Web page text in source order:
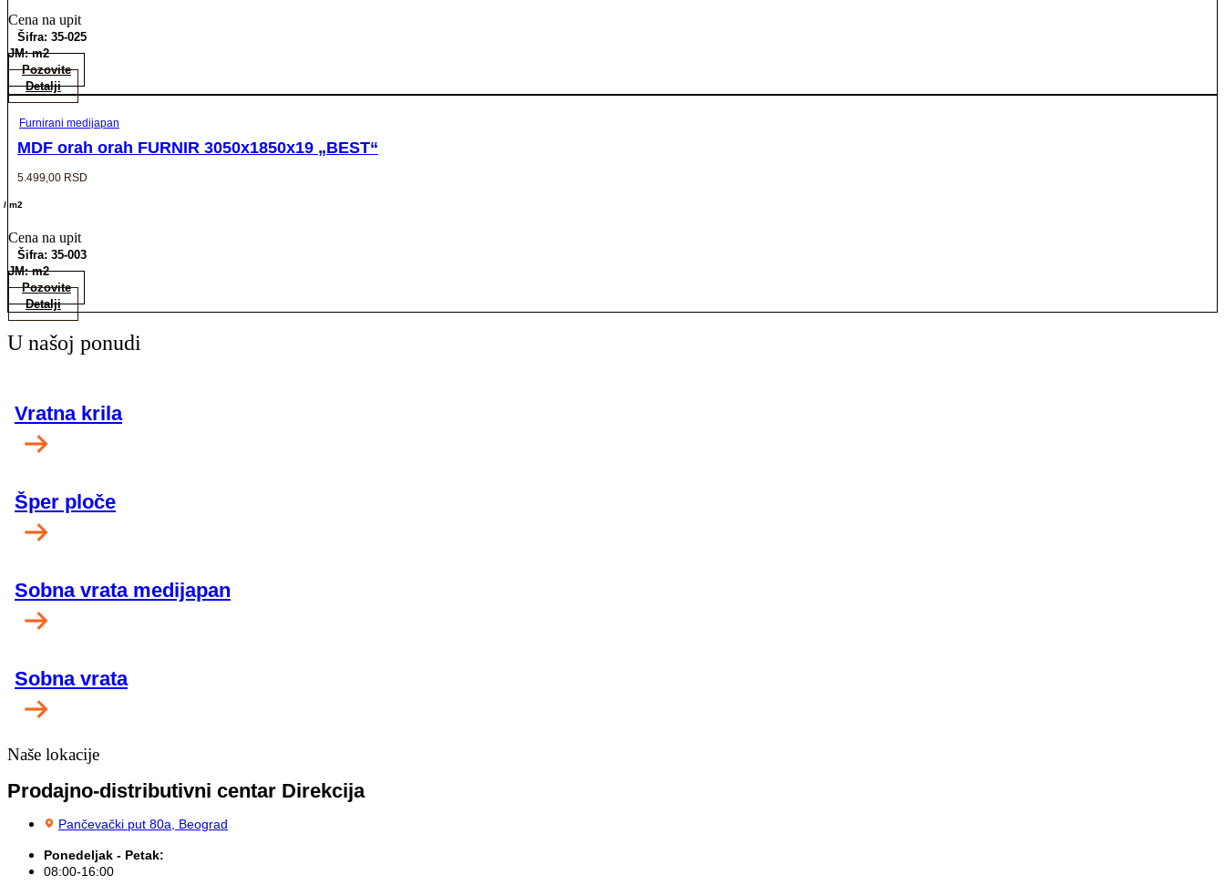
Cena na upit
Šifra: 35-025
JM: m2
Pozovite
Detalji
Furnirani medijapan
MDF orah orah FURNIR 3050x1850x19 „BEST“
5.499,00 RSD
/ m2
Cena na upit
Šifra: 35-003
JM: m2
Pozovite
Detalji
U našoj ponudi
Vratna krila
Šper ploče
Sobna vrata medijapan
Sobna vrata
Naše lokacije
Prodajno-distributivni centar Direkcija
Pančevački put 80a, Beograd
Ponedeljak - Petak:
08:00-16:00